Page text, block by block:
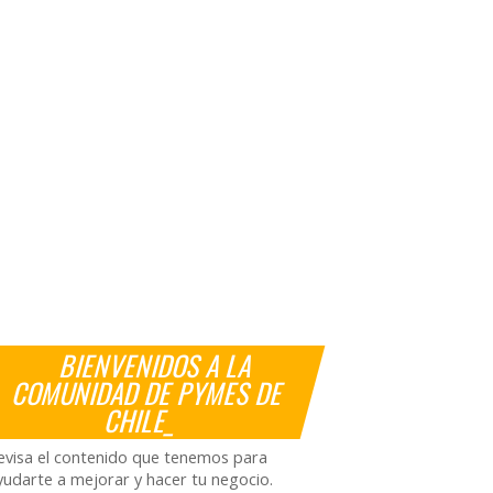
BIENVENIDOS A LA
COMUNIDAD DE PYMES DE
CHILE_
el contenido que tenemos para
a mejorar y hacer tu negocio.